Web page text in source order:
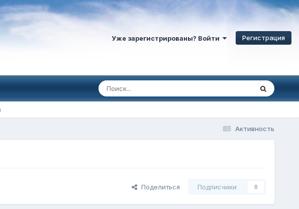
Уже зарегистрированы? Войти Регистрация
Активность
Поделиться Подписчики 0